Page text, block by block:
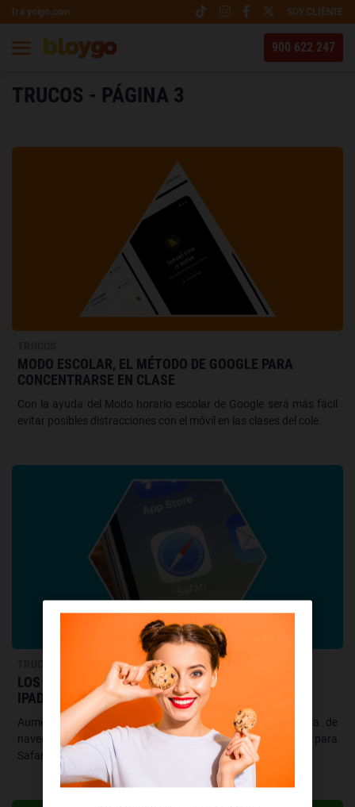
Ir a yoigo.com SOY CLIENTE
900 622 247
TRUCOS - PÁGINA 3
MODO ESCOLAR, EL MÉTODO DE GOOGLE PARA
CONCENTRARSE EN CLASE
Con la ayuda del Modo horario escolar de Google será más fácil
evitar posibles distracciones con el móvil en las clases del cole.
LOS MEJORES TRUCOS DE SAFARI PARA IPHONE Y
IPAD
Aumenta tu productividad y disfruta de una experiencia de
navegación personalizada con nuestros trucos infalibles para
Safari en iOS y iPadOS.